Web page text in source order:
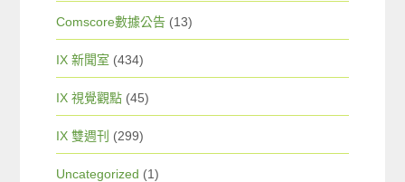
Comscore數據公告 (13)
IX 新聞室 (434)
IX 視覺觀點 (45)
IX 雙週刊 (299)
Uncategorized (1)